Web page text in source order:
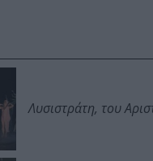
Λυσιστράτη, του